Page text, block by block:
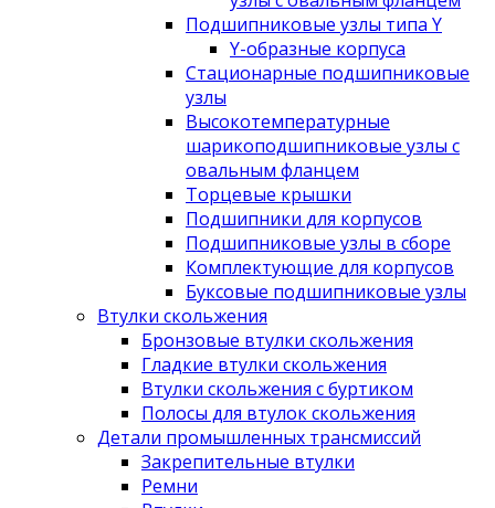
Подшипниковые узлы типа Y
Y-образные корпуса
Стационарные подшипниковые
узлы
Высокотемпературные
шарикоподшипниковые узлы с
овальным фланцем
Торцевые крышки
Подшипники для корпусов
Подшипниковые узлы в сборе
Комплектующие для корпусов
Буксовые подшипниковые узлы
Втулки скольжения
Бронзовые втулки скольжения
Гладкие втулки скольжения
Втулки скольжения с буртиком
Полосы для втулок скольжения
Детали промышленных трансмиссий
Закрепительные втулки
Ремни